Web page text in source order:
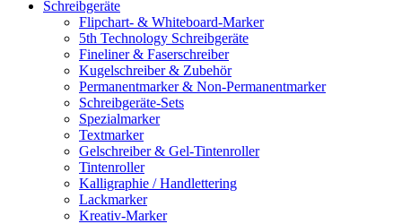
Schreibgeräte
Flipchart- & Whiteboard-Marker
5th Technology Schreibgeräte
Fineliner & Faserschreiber
Kugelschreiber & Zubehör
Permanentmarker & Non-Permanentmarker
Schreibgeräte-Sets
Spezialmarker
Textmarker
Gelschreiber & Gel-Tintenroller
Tintenroller
Kalligraphie / Handlettering
Lackmarker
Kreativ-Marker